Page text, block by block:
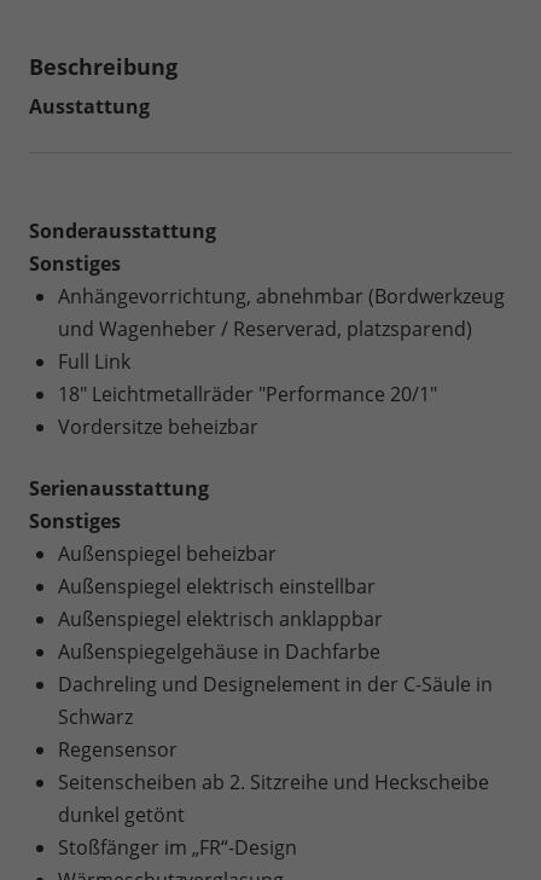
Beschreibung
Ausstattung
Sonderausstattung
Sonstiges
Anhängevorrichtung, abnehmbar (Bordwerkzeug
und Wagenheber / Reserverad, platzsparend)
Full Link
18" Leichtmetallräder "Performance 20/1"
Vordersitze beheizbar
Serienausstattung
Sonstiges
Außenspiegel beheizbar
Außenspiegel elektrisch einstellbar
Außenspiegel elektrisch anklappbar
Außenspiegelgehäuse in Dachfarbe
Dachreling und Designelement in der C-Säule in
Schwarz
Regensensor
Seitenscheiben ab 2. Sitzreihe und Heckscheibe
dunkel getönt
Stoßfänger im „FR“-Design